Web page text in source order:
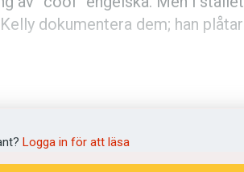
dokumentera dem; han plåtar
Logga in för att läsa